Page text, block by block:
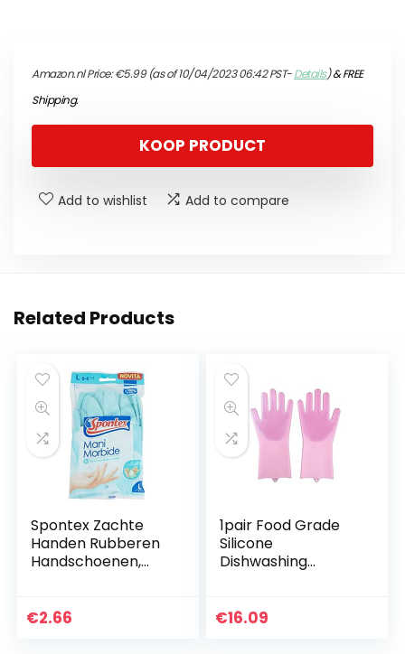
Amazon.nl Price:€5.99(as of 10/04/2023 06:42 PST-Details)&FREE
Shipping.
KOOP PRODUCT
Add to wishlist Add to compare
Related Products
Spontex Zachte
Handen Rubberen
Handschoenen,
€2.66
1pair Food Grade
Silicone
Dishwashing
Schotel
€16.09